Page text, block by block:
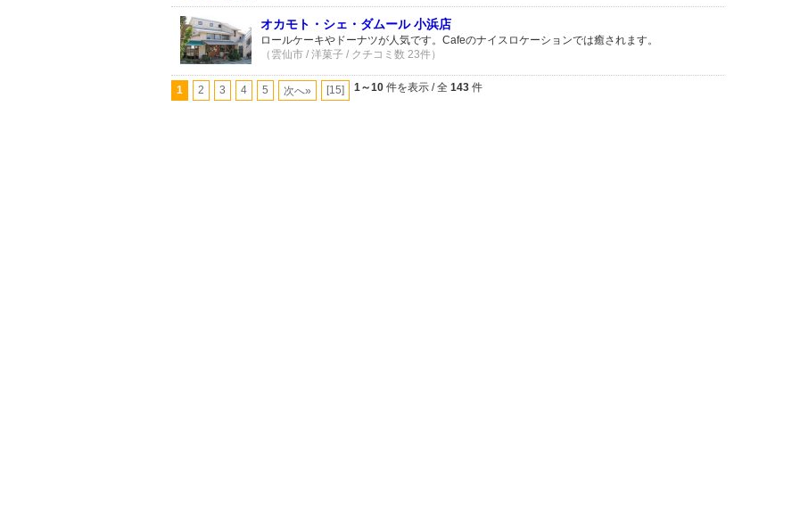
オカモト・シェ・ダムール 小浜店
ロールケーキやドーナツが人気です。Cafeのナイスロケーションでは癒されます。
（雲仙市 / 洋菓子 / クチコミ数 23件）
1 2 3 4 5 次へ» [15] 1～10 件を表示 / 全 143 件